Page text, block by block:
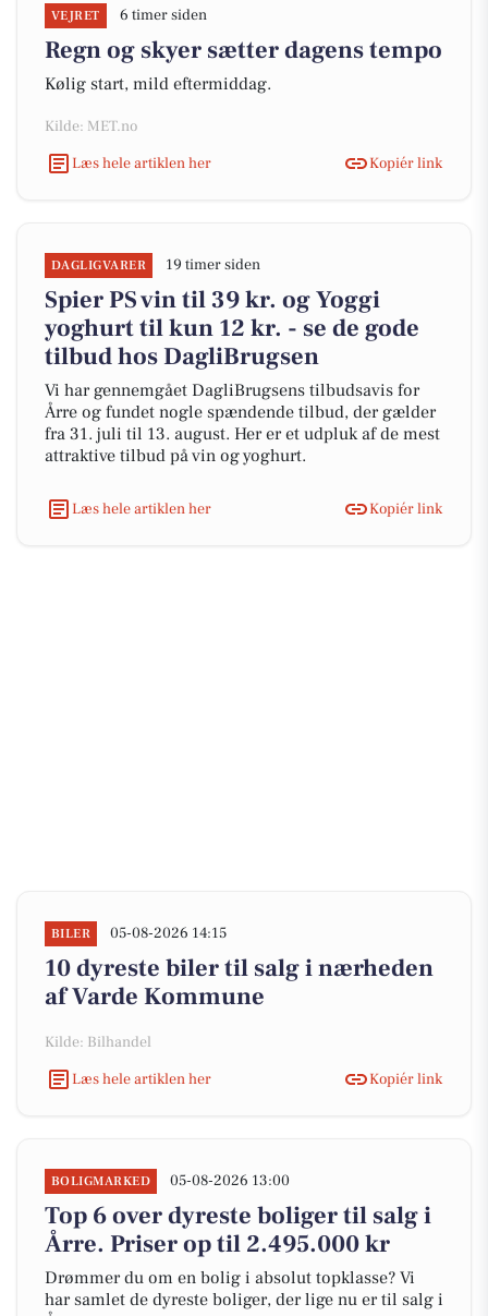
VEJRET 6 timer siden
Regn og skyer sætter dagens tempo
Kølig start, mild eftermiddag.
Kilde: MET.no
Læs hele artiklen her
Kopiér link
DAGLIGVARER 19 timer siden
Spier PS vin til 39 kr. og Yoggi
yoghurt til kun 12 kr. - se de gode
tilbud hos DagliBrugsen
Vi har gennemgået DagliBrugsens tilbudsavis for
Årre og fundet nogle spændende tilbud, der gælder
fra 31. juli til 13. august. Her er et udpluk af de mest
attraktive tilbud på vin og yoghurt.
Læs hele artiklen her Kopiér link
BILER 05-08-2026 14:15
10 dyreste biler til salg i nærheden
af Varde Kommune
Kilde: Bilhandel
Læs hele artiklen her
Kopiér link
BOLIGMARKED 05-08-2026 13:00
Top 6 over dyreste boliger til salg i
Årre. Priser op til 2.495.000 kr
Drømmer du om en bolig i absolut topklasse? Vi
har samlet de dyreste boliger, der lige nu er til salg i